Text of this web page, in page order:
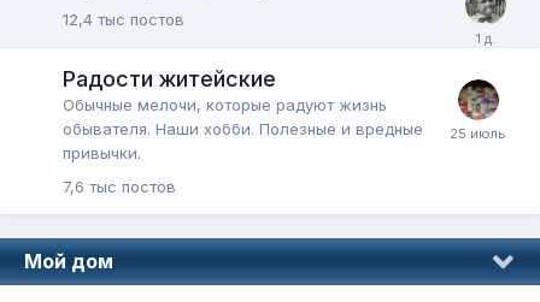
12,4 тыс постов
Радости житейские
Обычные мелочи, которые радуют жизнь
обывателя. Наши хобби. Полезные и вредные
привычки.
7,6 тыс постов
Мой дом